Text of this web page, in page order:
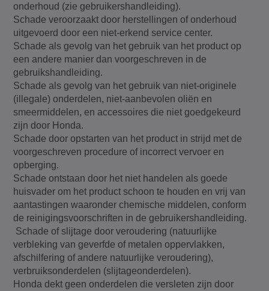
onderhoud (zie gebruikershandleiding).
Schade veroorzaakt door herstellingen of onderhoud
uitgevoerd door een niet-erkend service center.
Schade als gevolg van het gebruik van het product op
een andere manier dan voorgeschreven in de
gebruikshandleiding.
Schade als gevolg van het gebruik van niet-originele
(illegale) onderdelen, niet-aanbevolen oliën en
smeermiddelen, en accessoires die niet goedgekeurd
zijn door Honda.
Schade door opstarten van het product in strijd met de
voorgeschreven procedure of incorrect vervoer en
opberging.
Schade ontstaan door het niet handelen als goede
huisvader om het product schoon te houden en vrij van
aantastingen waaronder chemische middelen, conform
de reinigingsvoorschriften in de gebruikershandleiding.
Schade of slijtage door veroudering (natuurlijke
verbleking van geverfde of metalen oppervlakken,
afschilfering of andere natuurlijke veroudering),
verbruiksonderdelen (slijtageonderdelen).
Honda dekt geen onderdelen die versleten zijn door